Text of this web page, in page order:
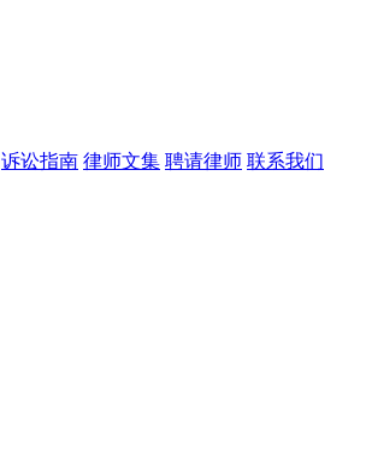
诉讼指南 律师文集 聘请律师 联系我们